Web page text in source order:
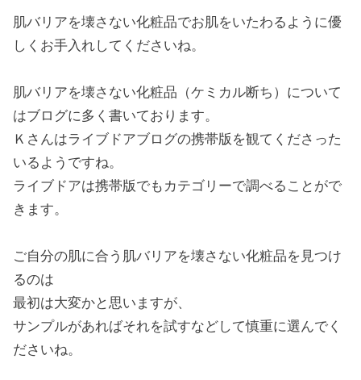
肌バリアを壊さない化粧品でお肌をいたわるように優
しくお手入れしてくださいね。
肌バリアを壊さない化粧品（ケミカル断ち）について
はブログに多く書いております。
Ｋさんはライブドアブログの携帯版を観てくださった
いるようですね。
ライブドアは携帯版でもカテゴリーで調べることがで
きます。
ご自分の肌に合う肌バリアを壊さない化粧品を見つけ
るのは
最初は大変かと思いますが、
サンプルがあればそれを試すなどして慎重に選んでく
ださいね。